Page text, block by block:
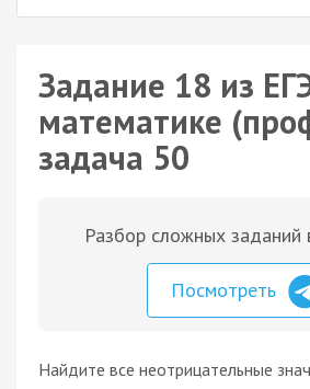
Задание 18 из
математике
задача 50
Разбор сложных заданий
Посмотреть
Найдите все неотрицательные